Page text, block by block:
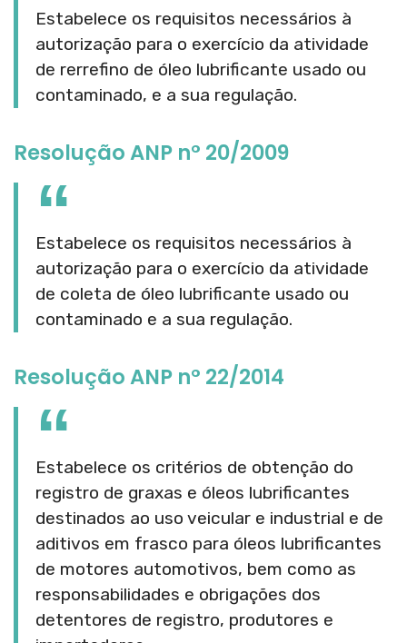
Estabelece os requisitos necessários à
autorização para o exercício da atividade
de rerrefino de óleo lubrificante usado ou
contaminado, e a sua regulação.
Resolução ANP n° 20/2009
Estabelece os requisitos necessários à
autorização para o exercício da atividade
de coleta de óleo lubrificante usado ou
contaminado e a sua regulação.
Resolução ANP n° 22/2014
Estabelece os critérios de obtenção do
registro de graxas e óleos lubrificantes
destinados ao uso veicular e industrial e de
aditivos em frasco para óleos lubrificantes
de motores automotivos, bem como as
responsabilidades e obrigações dos
detentores de registro, produtores e